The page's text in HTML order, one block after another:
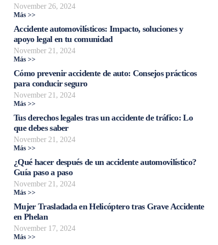
November 26, 2024
Más >>
Accidente automovilísticos: Impacto, soluciones y
apoyo legal en tu comunidad
November 21, 2024
Más >>
Cómo prevenir accidente de auto: Consejos prácticos
para conducir seguro
November 21, 2024
Más >>
Tus derechos legales tras un accidente de tráfico: Lo
que debes saber
November 21, 2024
Más >>
¿Qué hacer después de un accidente automovilístico?
Guía paso a paso
November 21, 2024
Más >>
Mujer Trasladada en Helicóptero tras Grave Accidente
en Phelan
November 17, 2024
Más >>